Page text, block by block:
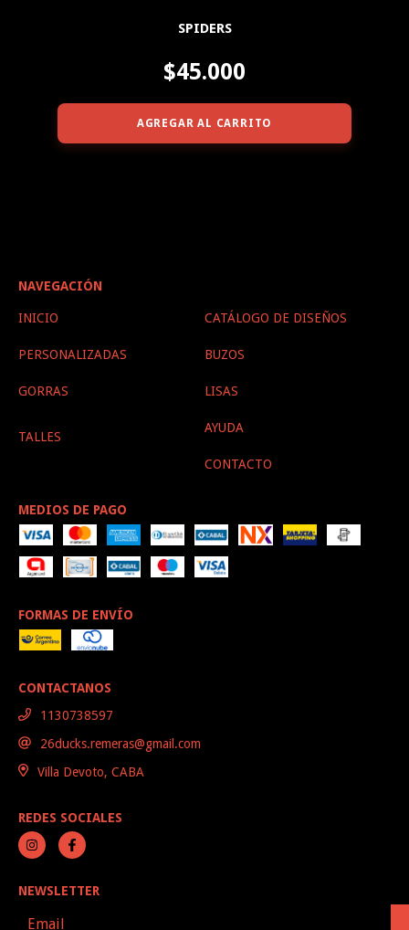
SPIDERS
$45.000
AGREGAR AL CARRITO
NAVEGACIÓN
INICIO CATÁLOGO DE DISEÑOS
PERSONALIZADAS BUZOS
GORRAS LISAS
TALLES
AYUDA
CONTACTO
MEDIOS DE PAGO
FORMAS DE ENVÍO
CONTACTANOS
1130738597
26ducks.remeras@gmail.com
Villa Devoto, CABA
REDES SOCIALES
NEWSLETTER